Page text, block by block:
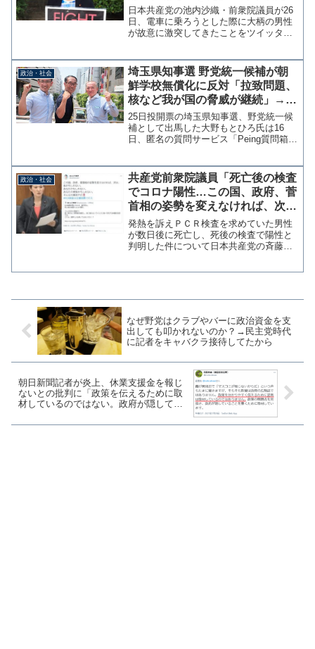
の指摘で発言修正か？
日本共産党の池内沙織・前衆院議員が26
日、電車に乗ろうとした際に大柄の男性
が故意に激突してきたことをツイッター
きだ」と迫ったという。電車に乗ろうと
京浜東北線のホームに並...
政治・社会
埼玉県知事選 野党統一候補が朝
鮮学校無償化に反対「拉致問題、
核など我が国の脅威が継続」→共
産党界隈から差別主義者認定を受
ける
25日投開票の埼玉県知事選、野党統一候
補として出馬した大野もとひろ氏は16
日、匿名の質問サービス「Peing質問箱」
威と問題が継続する中で、補助は困難で
す。」と答えた。...
政治・社会
共産党前衆院議員「死亡後の検査
でコロナ陽性…この国、政府、菅
首相の姿勢を変えなければ、次
は、私かも知れない。あなたかも
知れない」不安を煽り政府批判
発熱を訴えＰＣＲ検査を求めていた男性
が数日後に死亡し、死後の検査で陽性と
判明した件について日本共産党の斉藤和
なぜ野党はクラブやバーに政治資金を支
出しても叩かれないのか？→民主党時代
に記者をキャバクラ接待してたから
朝日新聞記者が炎上、休業支援金を報じ
ないとの批判に「政策を伝えるために取
材しているのではない。政府が隠してい